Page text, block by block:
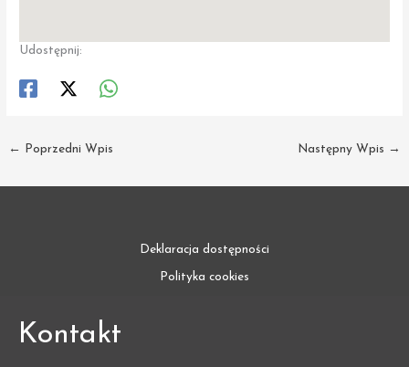
Udostępnij:
← Poprzedni Wpis Następny Wpis →
Deklaracja dostępności
Polityka cookies
Kontakt